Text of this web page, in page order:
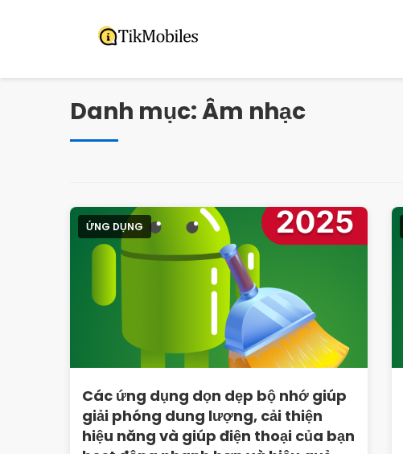
Danh mục:Âm nhạc
ỨNG DỤNG
Các ứng dụng dọn dẹp bộ nhớ giúp
giải phóng dung lượng, cải thiện
hiệu năng và giúp điện thoại của bạn